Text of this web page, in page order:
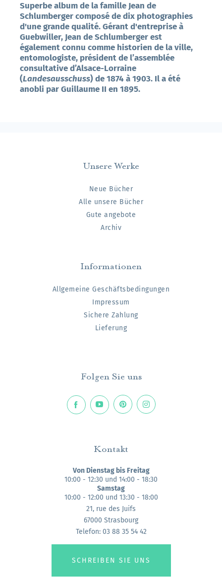
Superbe album de la famille Jean de
Schlumbergercomposé de dix photographies
d'une grande qualité. Gérant d'entreprise à
Guebwiller, Jean de Schlumberger est
également connu comme historien de la ville,
entomologiste, président de l’assemblée
consultative d’Alsace-Lorraine
(Landesausschuss) de 1874 à 1903. Il a été
anobli par Guillaume II en 1895.
Unsere Werke
Neue Bücher
Alle unsere Bücher
Gute angebote
Archiv
Informationen
Allgemeine Geschäftsbedingungen
Impressum
Sichere Zahlung
Lieferung
Folgen Sie uns
Kontakt
Von Dienstag bis Freitag
10:00 - 12:30 und 14:00 - 18:30
Samstag
10:00 - 12:00 und 13:30 - 18:00
21, rue des Juifs
67000 Strasbourg
Telefon: 03 88 35 54 42
SCHREIBEN SIE UNS